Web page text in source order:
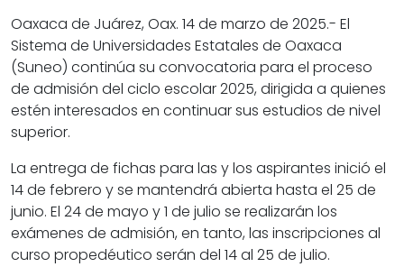
Oaxaca de Juárez, Oax. 14 de marzo de 2025.- El
Sistema de Universidades Estatales de Oaxaca
(Suneo) continúa su convocatoria para el proceso
de admisión del ciclo escolar 2025, dirigida a quienes
estén interesados en continuar sus estudios de nivel
superior.
La entrega de fichas para las y los aspirantes inició el
14 de febrero y se mantendrá abierta hasta el 25 de
junio. El 24 de mayo y 1 de julio se realizarán los
exámenes de admisión, en tanto, las inscripciones al
curso propedéutico serán del 14 al 25 de julio.